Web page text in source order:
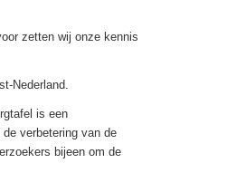
zetten wij onze kennis
Nederland.
is een
verbetering van de
bijeen om de